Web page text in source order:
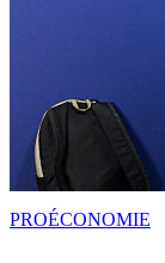
PROÉCONOMIE